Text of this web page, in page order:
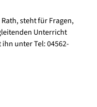
steht für Fragen,
Unterricht
unter Tel: 04562-